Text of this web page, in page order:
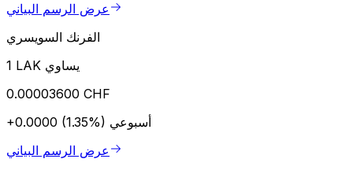
عرض الرسم البياني
الفرنك السويسري
1 LAK يساوي
0.00003600 CHF
+0.0000 (1.35%) أسبوعي
عرض الرسم البياني